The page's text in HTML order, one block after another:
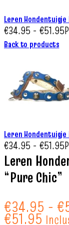
Leren
€34.95 - €51.95
Back to products
Leren
€34.95 - €51.95
Leren
“Pure Chic”
€34.95 - €
€51.95